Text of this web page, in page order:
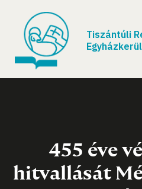
Tiszántúli
455 éve
hitvallását